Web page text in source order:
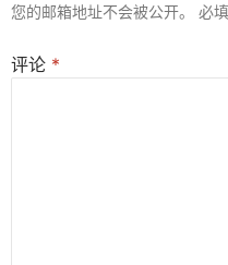
您的邮箱地址不会被公开。 必
评论 *